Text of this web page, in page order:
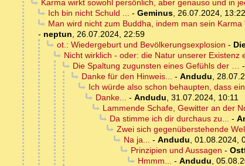
Karma wirkt sowohl persönlich, aber genauso und in
Ich bin nicht Schuld ... - Geminus, 26.07.2024, 13:22
Man wird nicht zum Buddha, indem man sein
- neptun, 26.07.2024, 22:59
ot.: Wiedergeburt und Bevölkerungsexplosion -
Nicht wirklich - oder: die Natur unserer Existenz
Die Spaltung zugunsten eines Gefühls der … -
Danke für den Hinweis... - Andudu,
Ich würde also schon behaupten, dass
Danke... - Andudu, 31.07.2024, 10:11
Lammende Schafe, Gewitter an der
Da stimme ich dir durchaus zu... -
Zwei sich gegenüberstehende
Na ja... - Andudu, 01.08.2024,
Prinzipien und Aussagen -
Hmmm... - Andudu,